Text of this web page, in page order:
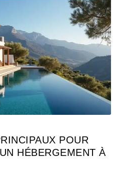
POUR
HÉBERGEMENT À